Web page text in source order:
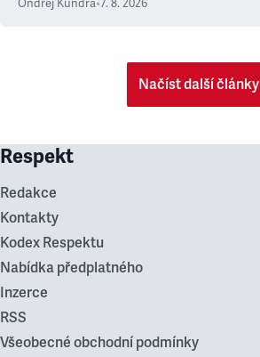
Ondřej Kundra•7. 8. 2026
Načíst další články
Respekt
Redakce
Kontakty
Kodex Respektu
Nabídka předplatného
Inzerce
RSS
Všeobecné obchodní podmínky